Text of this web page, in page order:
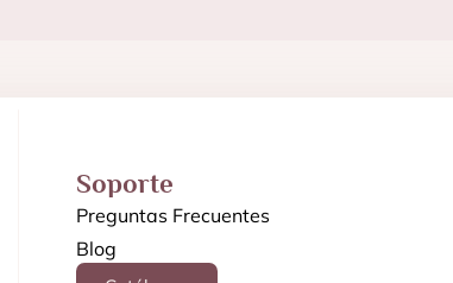
Soporte
Preguntas Frecuentes
Blog